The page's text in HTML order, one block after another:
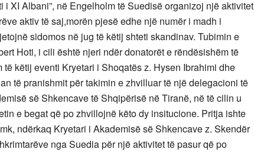
i XI Albani”, në Engelholm të Suedisë organizoj një aktivitet
aktiv të saj,morën pjesë edhe një numër i madh i
sidomos në jug të këtij shteti skandinav. Tubimin e
Hoti, i cili është njeri ndër donatorët e rëndësishëm të
këtij eventi Kryetari i Shoqatës z. Hysen Ibrahimi dhe
të pranishmit për takimin e zhvilluar të një delegacioni të
së Shkencave të Shqipërisë në Tiranë, në të cilin u
e begat që po zhvillojnë këto dy insitucione. Pritja ishte
ndërkaq Kryetari i Akademisë së Shkencave z. Skendër
nga Suedia për një aktivitet të pasur që po